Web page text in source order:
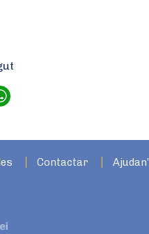
Contactar